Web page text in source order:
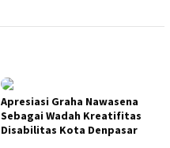
Apresiasi Graha Nawasena
Sebagai Wadah Kreatifitas
Disabilitas Kota Denpasar